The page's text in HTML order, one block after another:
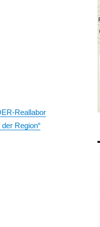
Reallabor
Region“